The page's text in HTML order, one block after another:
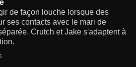
de façon louche lorsque des
ses contacts avec le mari de
Crutch et Jake s'adaptent à